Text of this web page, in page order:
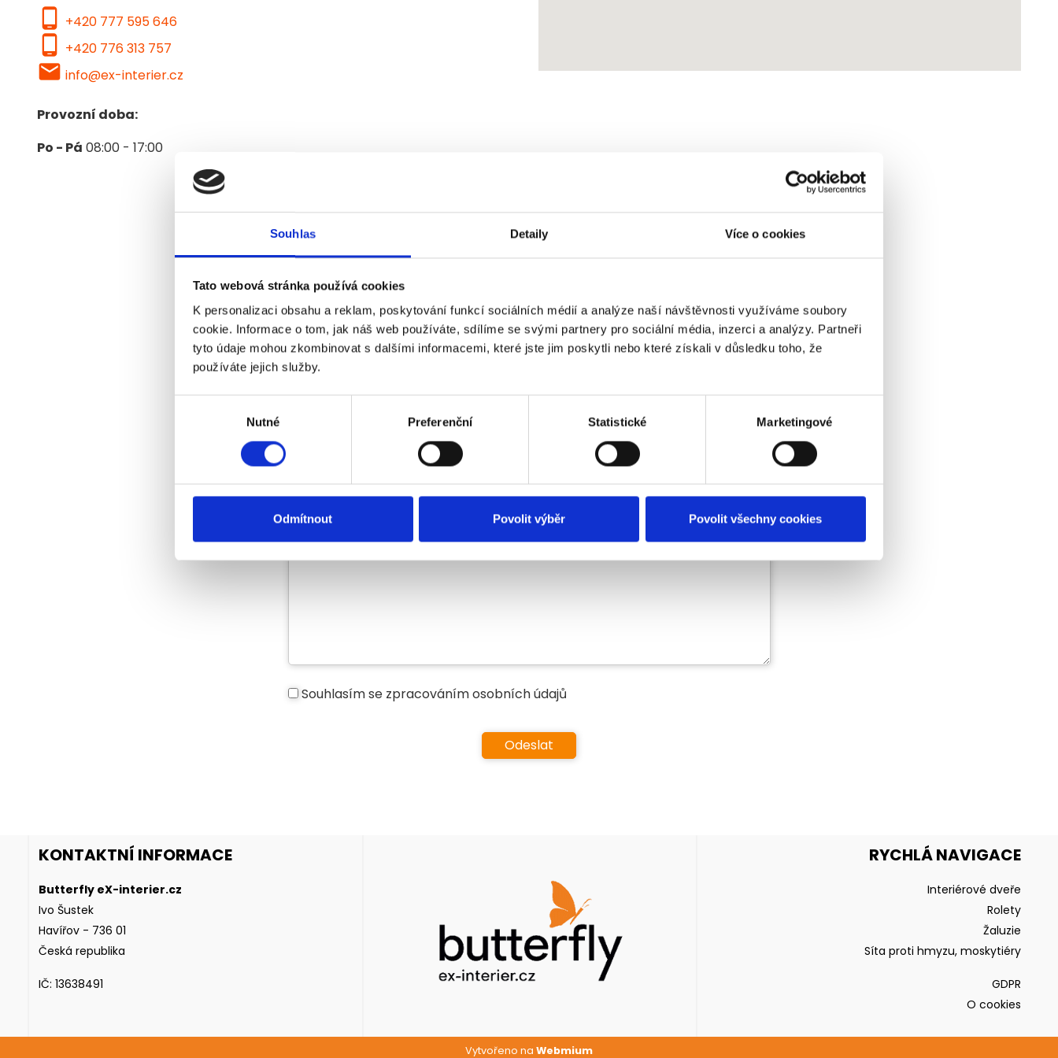
Souhlas Detaily Více o cookies
Tato webová stránka používá cookies
K personalizaci obsahu a reklam, poskytování funkcí sociálních médií a analýze naší návštěvnosti využíváme soubory
cookie. Informace o tom, jak náš web používáte, sdílíme se svými partnery pro sociální média, inzerci a analýzy. Partneři
tyto údaje mohou zkombinovat s dalšími informacemi, které jste jim poskytli nebo které získali v důsledku toho, že
používáte jejich služby.
Nutné Preferenční Statistické Marketingové
Odmítnout Povolit výběr Povolit všechny cookies
phone_android +420 777 595 646
phone_android +420 776 313 757
local_post_office info@ex-interier.cz
Provozní doba:
Po - Pá 08:00 - 17:00
Chcete se nás na něco zeptat, nebo
zanechat nezávaznou poptávku?
Jméno
Souhlasím se zpracováním osobních údajů
KONTAKTNÍ INFORMACE
Butterfly eX-interier.cz
Ivo Šustek
Havířov - 736 01
Česká republika
IČ: 13638491
RYCHLÁ NAVIGACE
Interiérové dveře
Rolety
Žaluzie
Síta proti hmyzu, moskytiéry
GDPR
O cookies
Vytvořeno na Webmium